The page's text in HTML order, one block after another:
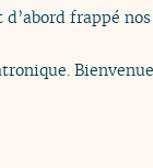
frappé